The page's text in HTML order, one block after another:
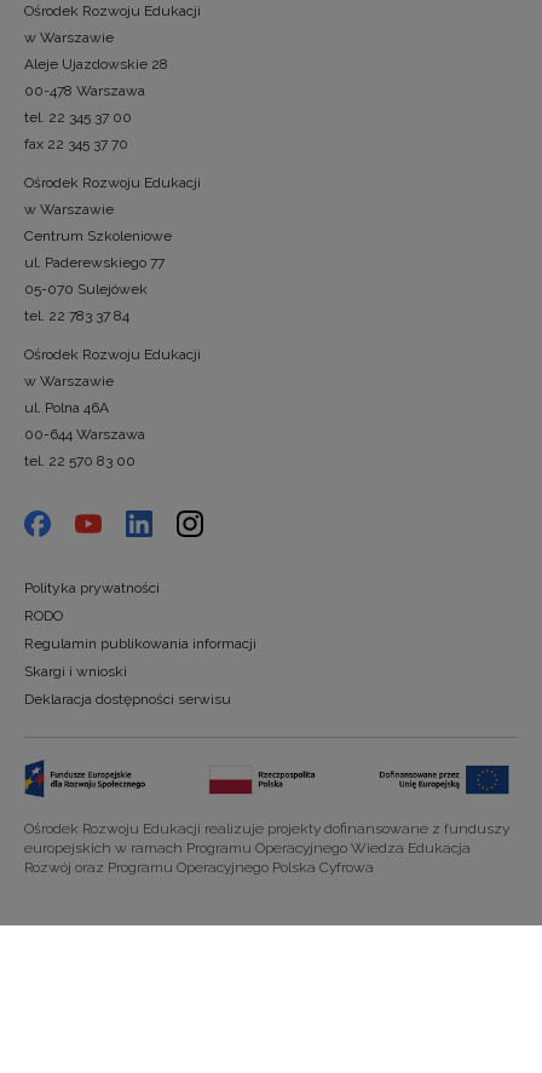
Ośrodek Rozwoju Edukacji
w Warszawie
Aleje Ujazdowskie 28
00-478 Warszawa
tel. 22 345 37 00
fax 22 345 37 70
Ośrodek Rozwoju Edukacji
w Warszawie
Centrum Szkoleniowe
ul. Paderewskiego 77
05-070 Sulejówek
tel. 22 783 37 84
Ośrodek Rozwoju Edukacji
w Warszawie
ul. Polna 46A
00-644 Warszawa
tel. 22 570 83 00
Polityka prywatności
RODO
Regulamin publikowania informacji
Skargi i wnioski
Deklaracja dostępności serwisu
Ośrodek Rozwoju Edukacji realizuje projekty dofinansowane z funduszy
europejskich w ramach Programu Operacyjnego Wiedza Edukacja
Rozwój oraz Programu Operacyjnego Polska Cyfrowa